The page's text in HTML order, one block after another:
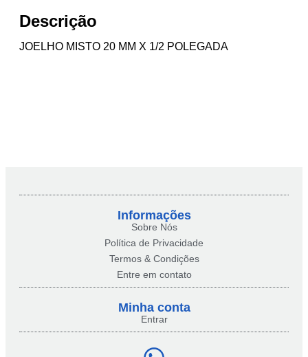
Descrição
JOELHO MISTO 20 MM X 1/2 POLEGADA
Informações
Sobre Nós
Política de Privacidade
Termos & Condições
Entre em contato
Minha conta​
Entrar